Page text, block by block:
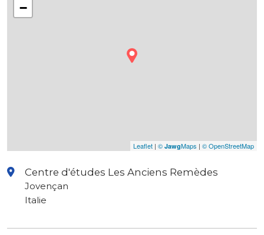
−
Leaflet | © JawgMaps | © OpenStreetMap
Centre d'études Les Anciens Remèdes
Jovençan
Italie